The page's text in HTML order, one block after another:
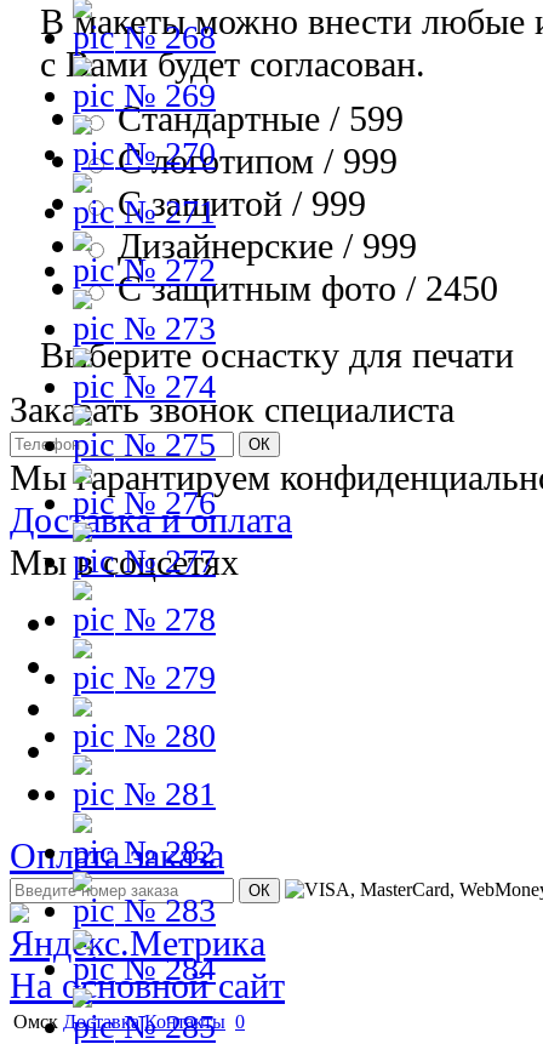
В макеты можно внести любые
с Вами будет согласован.
Стандартные / 599
С логотипом / 999
С защитой / 999
Дизайнерские / 999
С защитным фото / 2450
№ 268
№ 269
№ 270
№ 271
№ 272
№ 273
№ 274
№ 275
№ 276
№ 277
№ 278
№ 279
№ 280
№ 281
№ 282
№ 283
№ 284
№ 285
Выберите оснастку для печати
Заказать звонок специалиста
Мы гарантируем
Доставка и оплата
Мы в соцсетях
Оплата заказа
На основной сайт
Омск Доставка Контакты 0